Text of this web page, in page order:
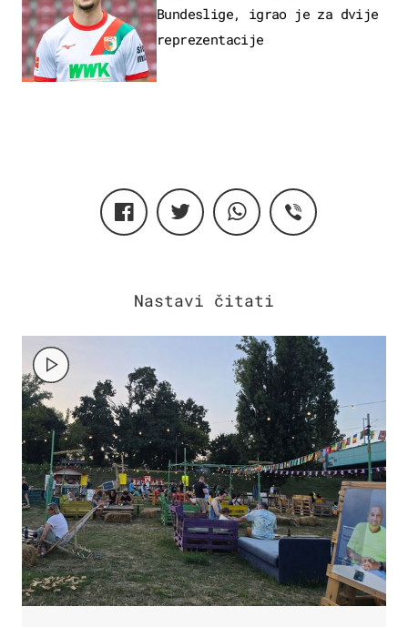
Bundeslige, igrao je za dvije
reprezentacije